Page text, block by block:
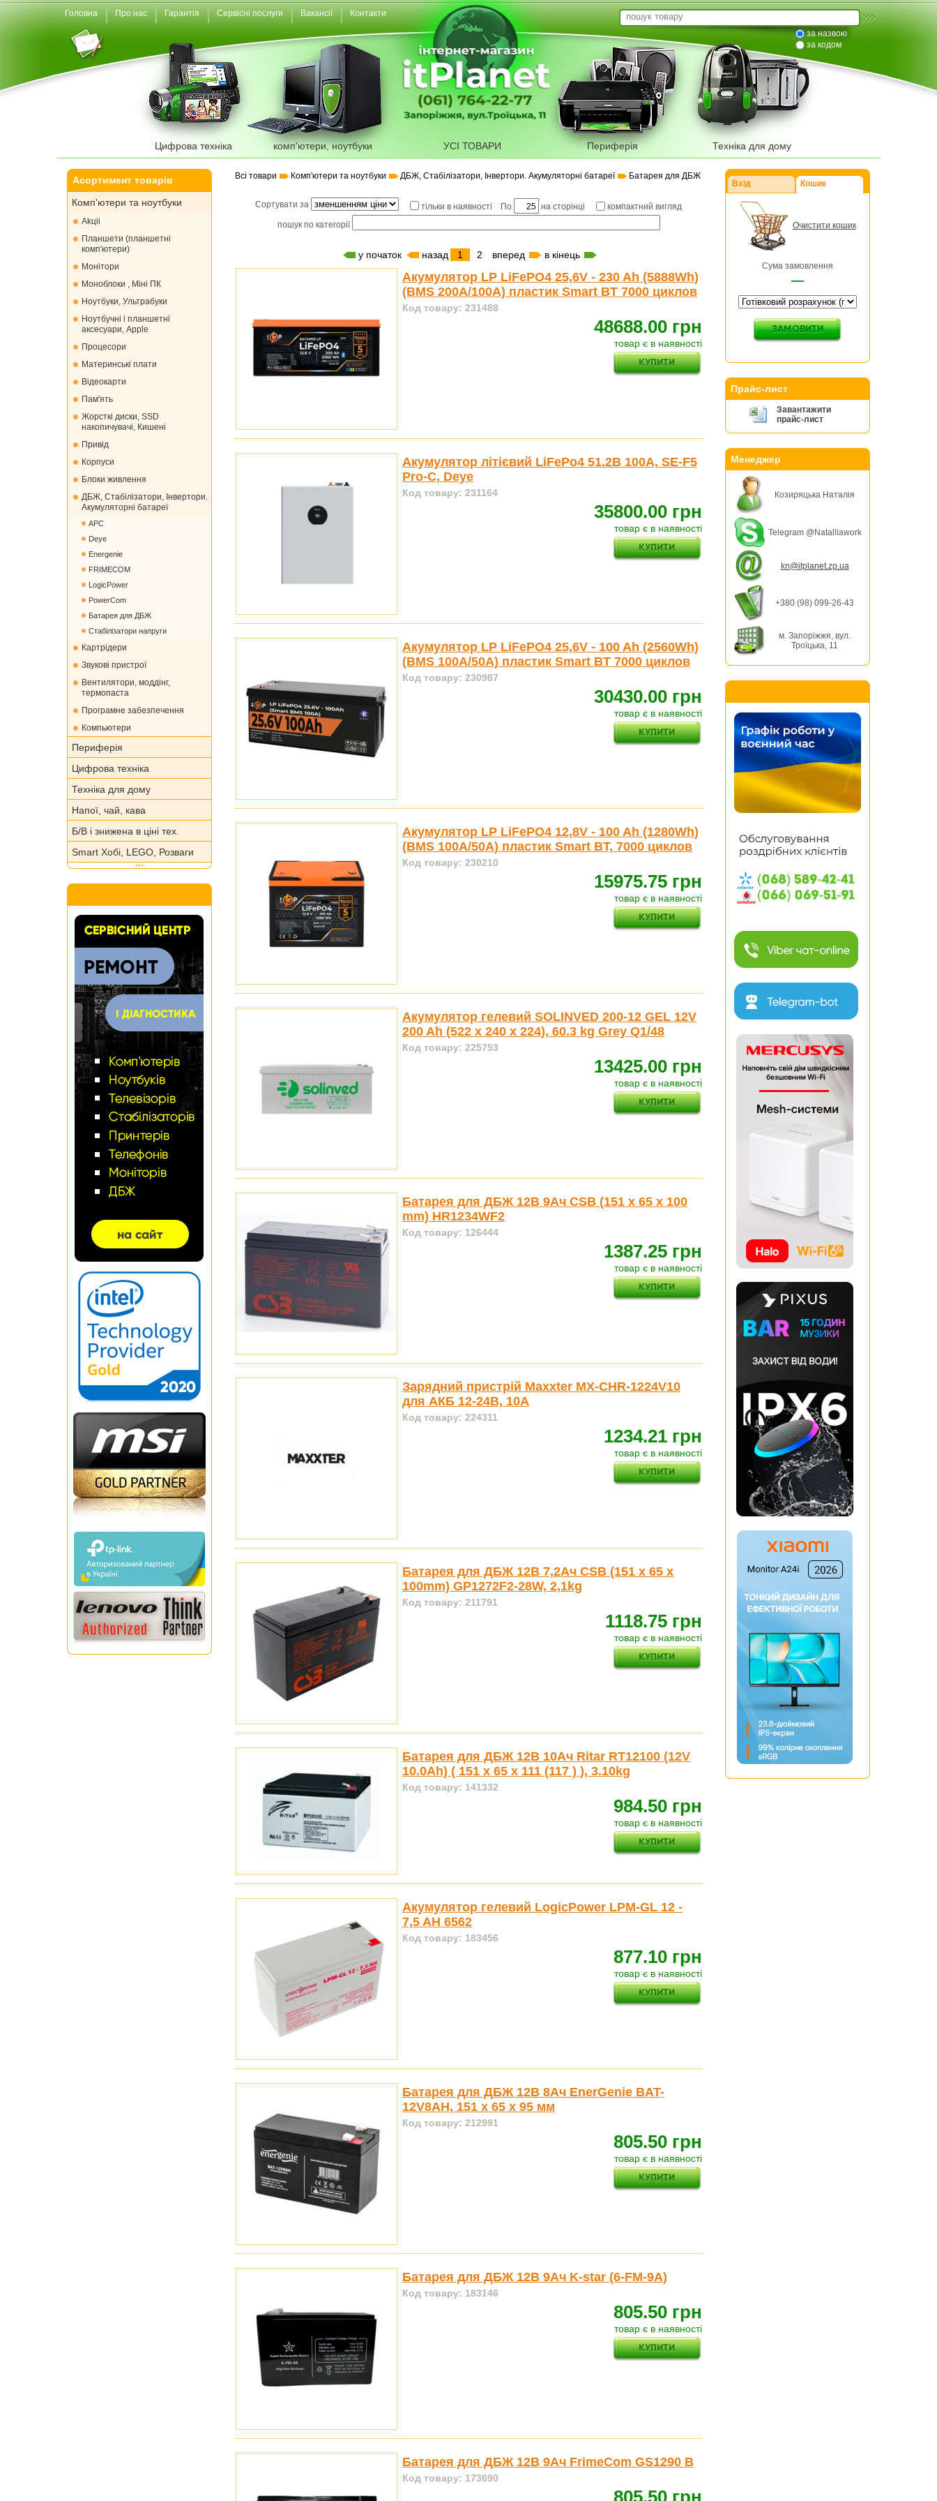
Головна Про нас Гарантія Сервісні послуги Вакансії Контакти
Цифрова техніка комп'ютери, ноутбуки УСІ ТОВАРИ Периферія Техніка для дому
за назвою
за кодом
Асортимент товарів
Комп'ютери та ноутбуки
Akціі
Планшети (планшетні
комп'ютери)
Монiтори
Моноблоки , Міні ПК
Ноутбуки, Ультрабуки
Ноутбучні і планшетні
аксесуари, Apple
Процесори
Материнські плати
Відеокарти
Пам'ять
Жорсткі диски, SSD
накопичувачі, Кишені
Привід
Корпуси
Блоки живлення
ДБЖ, Стабілізатори, Інвертори.
Акумуляторні батареї
APC
Deye
Energenie
FRIMECOM
LogicPower
PowerCom
Батарея для ДБЖ
Стабілізатори напруги
Картрідери
Звукові пристрої
Вентилятори, моддінг,
термопаста
Програмне забезпечення
Компьютери
Периферія
Цифрова техніка
Техніка для дому
Напої, чай, кава
Б/В і знижена в ціні тех.
Smart Хобі, LEGO, Розваги
Всі товари Комп'ютери та ноутбуки ДБЖ, Стабілізатори, Інвертори. Акумуляторні батареї Батарея для ДБЖ
Сортувати за тільки в наявності По на сторінці
компактний вигляд
пошук по категорії
у початок назад 1 2 вперед в кінець
Акумулятор LP LiFePO4 25,6V - 230 Ah (5888Wh)
(BMS 200A/100А) пластик Smart BT 7000 циклов
Код товару: 231488
48688.00 грн
товар є в наявності
Акумулятор літієвий LiFePo4 51.2В 100A, SE-F5
Pro-C, Deye
Код товару: 231164
35800.00 грн
товар є в наявності
Акумулятор LP LiFePO4 25,6V - 100 Ah (2560Wh)
(BMS 100A/50А) пластик Smart BT 7000 циклов
Код товару: 230987
30430.00 грн
товар є в наявності
Акумулятор LP LiFePO4 12,8V - 100 Ah (1280Wh)
(BMS 100A/50А) пластик Smart BT, 7000 циклов
Код товару: 230210
15975.75 грн
товар є в наявності
Акумулятор гелевий SOLINVED 200-12 GEL 12V
200 Ah (522 x 240 x 224), 60.3 kg Grey Q1/48
Код товару: 225753
13425.00 грн
товар є в наявності
Батарея для ДБЖ 12В 9Ач CSB (151 x 65 x 100
mm) HR1234WF2
Код товару: 126444
1387.25 грн
товар є в наявності
Зарядний пристрій Maxxter MX-CHR-1224V10
для АКБ 12-24В, 10А
Код товару: 224311
1234.21 грн
товар є в наявності
Батарея для ДБЖ 12В 7,2Ач CSB (151 x 65 x
100mm) GP1272F2-28W, 2,1kg
Код товару: 211791
1118.75 грн
товар є в наявності
Батарея для ДБЖ 12В 10Ач Ritar RT12100 (12V
10.0Ah) ( 151 х 65 х 111 (117 ) ), 3.10kg
Код товару: 141332
984.50 грн
товар є в наявності
Акумулятор гелевий LogicPower LPM-GL 12 -
7,5 AH 6562
Код товару: 183456
877.10 грн
товар є в наявності
Батарея для ДБЖ 12В 8Ач EnerGenie BAT-
12V8AH, 151 x 65 x 95 мм
Код товару: 212991
805.50 грн
товар є в наявності
Батарея для ДБЖ 12В 9Ач K-star (6-FM-9A)
Код товару: 183146
805.50 грн
товар є в наявності
Батарея для ДБЖ 12В 9Ач FrimeCom GS1290 B
Код товару: 173690
Вхід Кошик
Очистити кошик
Сума замовлення
—
Прайс-лист
Завантажити
прайс-лист
Менеджер
Козиряцька Наталія
Telegram @Natalliawork
kn@itplanet.zp.ua
+380 (98) 099-26-43
м. Запоріжжя, вул.
Троїцька, 11